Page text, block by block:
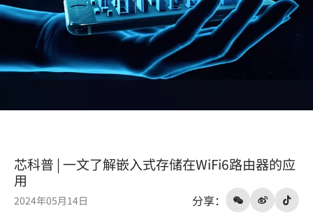
存
WiFi6
由
芯科普 | 一文了解嵌入式存储在WiFi6路由器的应
用
2024年05月14日 分享：